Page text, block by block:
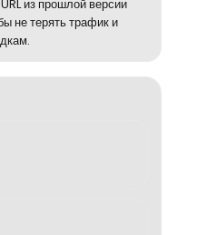
из прошлой версии
не терять трафик и